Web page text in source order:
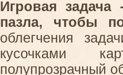
Игровая
пазла, чтобы
облегчения
кусочками
полупрозрачный